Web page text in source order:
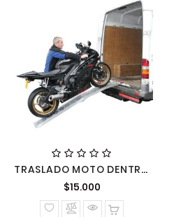
TRASLADO MOTO DENTRO SECTOR ORIENTE VITACURA LAS CONDES LO BARNECHEA
$15.000Precio
normal